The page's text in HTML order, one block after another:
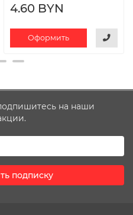
4.60 BYN
Оформить
на наши
подписку